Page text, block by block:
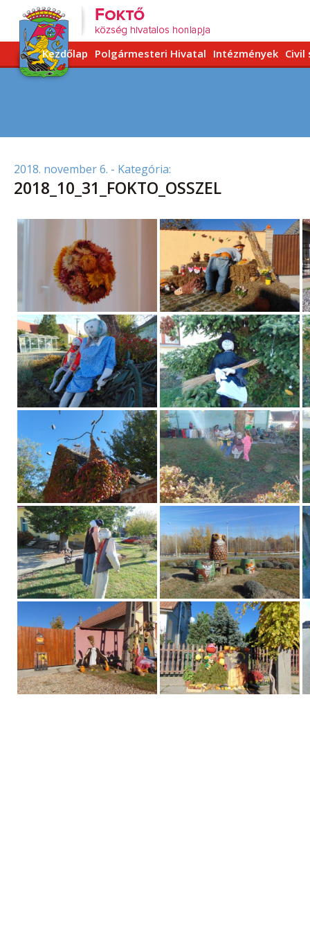
Kezdőlap Polgármesteri Hivatal Intézmények Civil
2018. november 6. - Kategória:
2018_10_31_FOKTO_OSSZEL